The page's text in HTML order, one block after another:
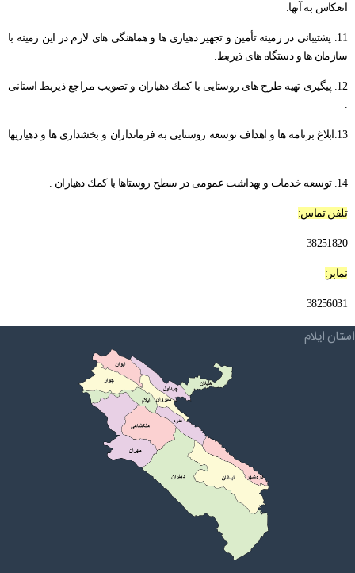
انعكاس به آنها.
11. پشتیبانی در زمینه تأمین و تجهیز دهیاری ها و هماهنگی های لازم در این زمینه با
سازمان ها و دستگاه های ذیربط.
12. پیگیری تهیه طرح های روستایی با كمك دهیاران و تصویب مراجع ذیربط استانی
13.ابلاغ برنامه ها و اهداف توسعه روستایی به فرمانداران و بخشداری ها و دهیاریها
14. توسعه خدمات و بهداشت عمومی در سطح روستاها با كمك دهیاران .
تلفن تماس:
38251820
نمابر:
38256031
استان ایلام
قوانین عادی
آئین نامه ها
بخشنامه ها